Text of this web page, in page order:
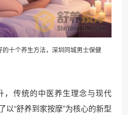
十个养生方法，深圳同城男士保健
，传统的中医养生理念与现代
以“舒养到家按摩”为核心的新型